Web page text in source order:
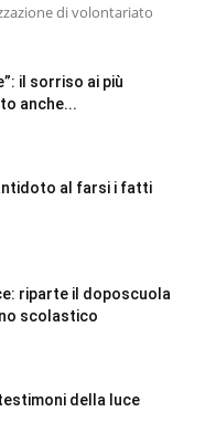
di volontariato
il sorriso ai più
anche...
al farsi i fatti
riparte il doposcuola
scolastico
della luce